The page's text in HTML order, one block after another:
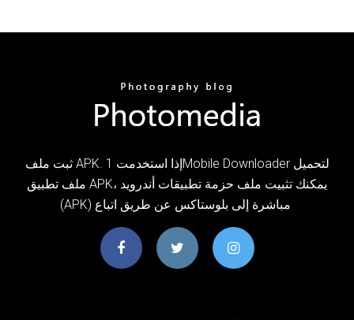
ثبت ملف APK. إذا استخدمت 1Mobile Downloader لتحميل
ملف تطبيق APK، يمكنك تثبيت ملف حزمة تطبيقات أندرويد